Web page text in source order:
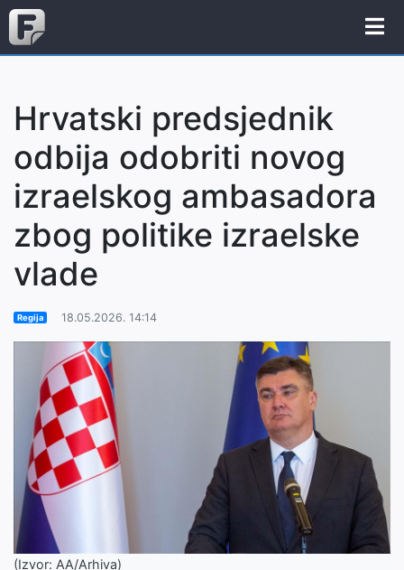
Hrvatski predsjednik
odbija odobriti novog
izraelskog ambasadora
zbog politike izraelske
vlade
Regija 18.05.2026. 14:14
(Izvor: AA/Arhiva)